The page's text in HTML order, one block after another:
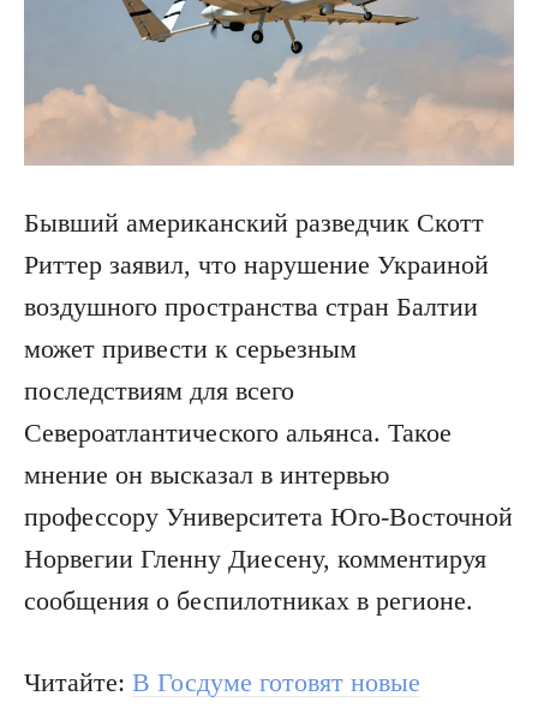
Бывший американский разведчик Скотт
Риттер заявил, что нарушение Украиной
воздушного пространства стран Балтии
может привести к серьезным
последствиям для всего
Североатлантического альянса. Такое
мнение он высказал в интервью
профессору Университета Юго-Восточной
Норвегии Гленну Диесену, комментируя
сообщения о беспилотниках в регионе.
Читайте: В Госдуме готовят новые